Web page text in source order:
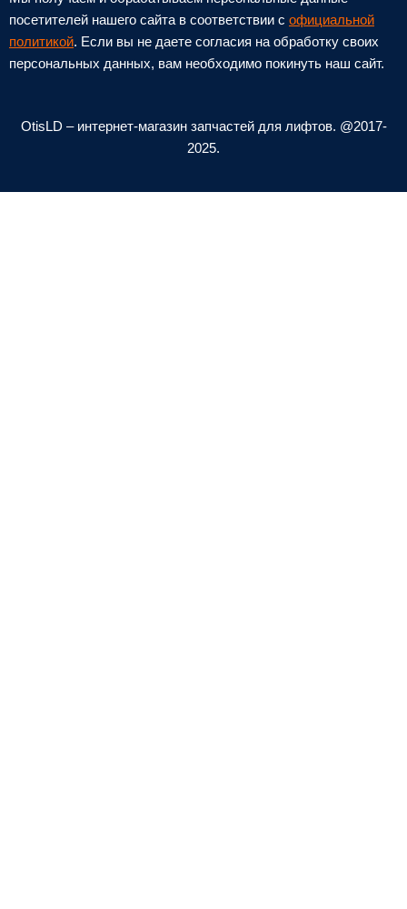
o
n
e
a
t
v
e
l
p
посетителей нашего сайта в соответствии с официальной
политикой. Если вы не даете согласия на обработку своих
персональных данных, вам необходимо покинуть наш сайт.
OtisLD – интернет-магазин запчастей для лифтов. @2017-
2025.